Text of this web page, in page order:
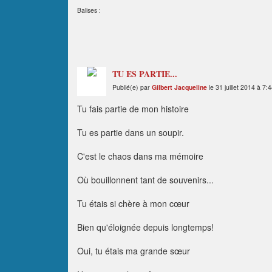
Balises :
TU ES PARTIE...
Publié(e) par Gilbert Jacqueline le 31 juillet 2014 à
Tu fais partie de mon histoire
Tu es partie dans un soupir.
C'est le chaos dans ma mémoire
Où bouillonnent tant de souvenirs...
Tu étais si chère à mon cœur
Bien qu'éloignée depuis longtemps!
Oui, tu étais ma grande sœur